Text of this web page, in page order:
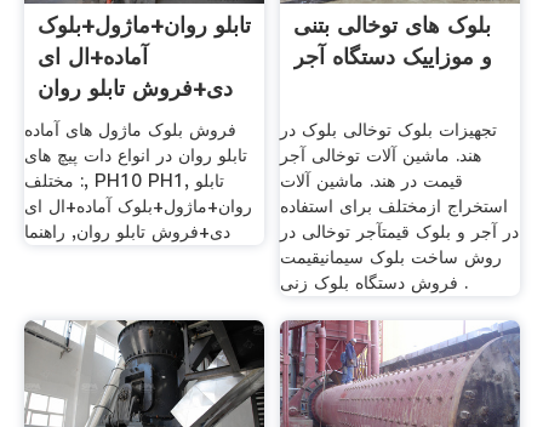
تابلو روان+ماژول+بلوک
آماده+ال ای
دی+فروش تابلو روان
فروش بلوک ماژول های آماده
تابلو روان در انواع دات پیچ های
مختلف :, PH10 PH1, تابلو
روان+ماژول+بلوک آماده+ال ای
دی+فروش تابلو روان, راهنما
بلوک های توخالی بتنی
و موزاییک دستگاه آجر
تجهیزات بلوک توخالی بلوک در
هند. ماشین آلات توخالی آجر
قیمت در هند. ماشین آلات
استخراج ازمختلف برای استفاده
در آجر و بلوک قیمتآجر توخالی در
روش ساخت بلوک سیمانیقیمت
فروش دستگاه بلوک زنی .